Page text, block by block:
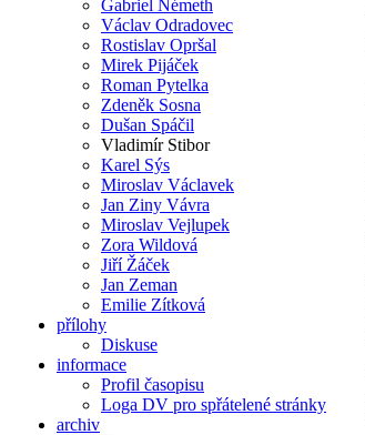
Gabriel Németh
Václav Odradovec
Rostislav Opršal
Mirek Pijáček
Roman Pytelka
Zdeněk Sosna
Dušan Spáčil
Vladimír Stibor
Karel Sýs
Miroslav Václavek
Jan Ziny Vávra
Miroslav Vejlupek
Zora Wildová
Jiří Žáček
Jan Zeman
Emilie Zítková
přílohy
Diskuse
informace
Profil časopisu
Loga DV pro spřátelené stránky
archiv